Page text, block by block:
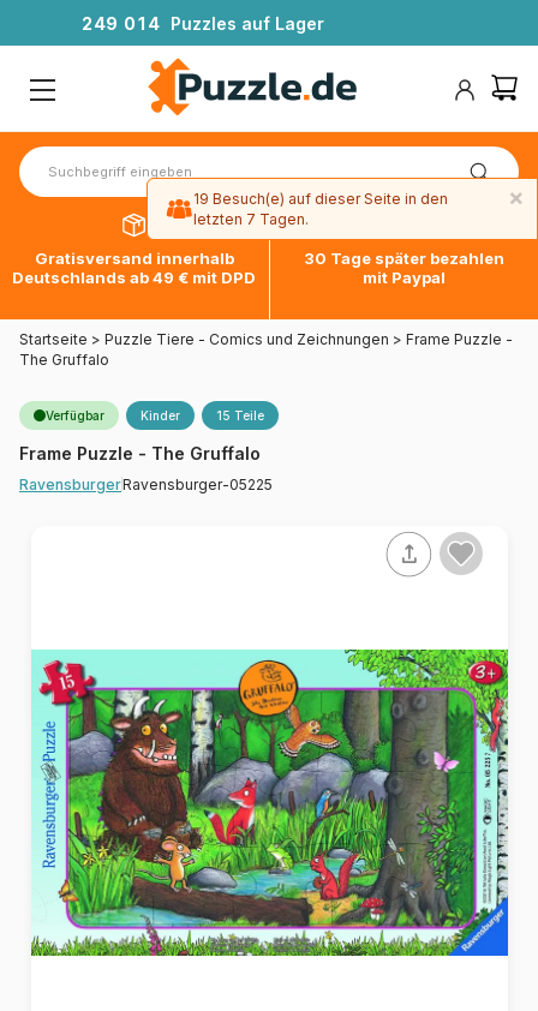
249 01 4 Puzzles auf Lager
Gratisversand innerhalb
Deutschlands ab 49 € mit DPD
30 Tage später bezahlen
mit Paypal
Startseite > Puzzle Tiere - Comics und Zeichnungen > Frame Puzzle -
The Gruffalo
Verfügbar Kinder 15 Teile
Frame Puzzle - The Gruffalo
RavensburgerRavensburger-05225
×
19 Besuch(e) auf dieser Seite in den
letzten 7 Tagen.